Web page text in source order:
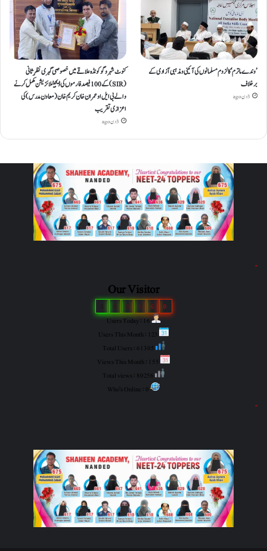
’وندے ماترم‘ کا لزوم مسلمانوں کی آئینی ومذہبی آزادی کے
برخلاف
3 دن ago
کنوٹ شہر و گوکونڈہ علاقے میں خصوصی گہری نظرِ ثانی
(SIR) کے 100 فیصد فارموں کی ڈیجیٹلائزیشن مکمل کرنے
والے بی ایل او عمران خان کریم خان (معاون مدرس) کی
اعزازی تقریب
3 دن ago
"
Our Visitor
0
6
1
3
0
Users Today : 16
"